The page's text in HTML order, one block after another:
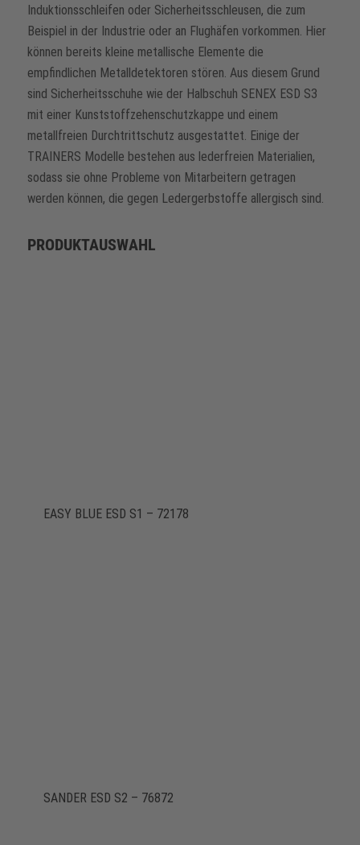
Induktionsschleifen oder Sicherheitsschleusen, die zum
Beispiel in der Industrie oder an Flughäfen vorkommen. Hier
können bereits kleine metallische Elemente die
empfindlichen Metalldetektoren stören. Aus diesem Grund
sind Sicherheitsschuhe wie der Halbschuh SENEX ESD S3
mit einer Kunststoffzehenschutzkappe und einem
metallfreien Durchtrittschutz ausgestattet. Einige der
TRAINERS Modelle bestehen aus lederfreien Materialien,
sodass sie ohne Probleme von Mitarbeitern getragen
werden können, die gegen Ledergerbstoffe allergisch sind.
PRODUKTAUSWAHL
EASY BLUE ESD S1 – 72178
SANDER ESD S2 – 76872